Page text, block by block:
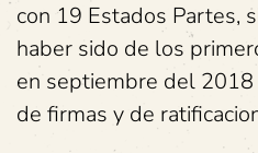
con 19 Estados Partes,
haber sido de los
en septiembre del 2018
de firmas y de